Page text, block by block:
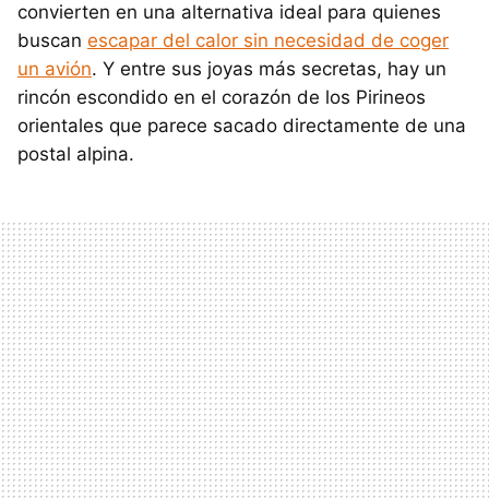
convierten en una alternativa ideal para quienes
buscan escapar del calor sin necesidad de coger
un avión. Y entre sus joyas más secretas, hay un
rincón escondido en el corazón de los Pirineos
orientales que parece sacado directamente de una
postal alpina.